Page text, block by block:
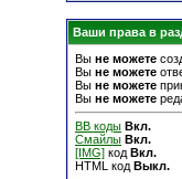
Ваши права в
Вы не можете
Вы не можете
Вы не можете
Вы не можете
BB коды Вкл.
Смайлы Вкл.
[IMG] код Вкл.
HTML код Выкл.